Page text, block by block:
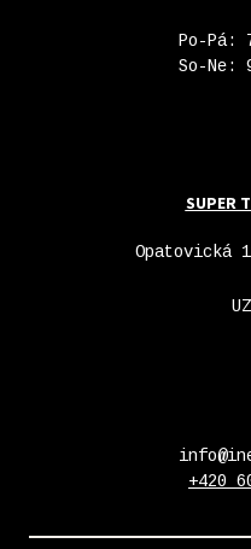
Po-Pá:
So-Ne:
SUPER
Opatovická
+420